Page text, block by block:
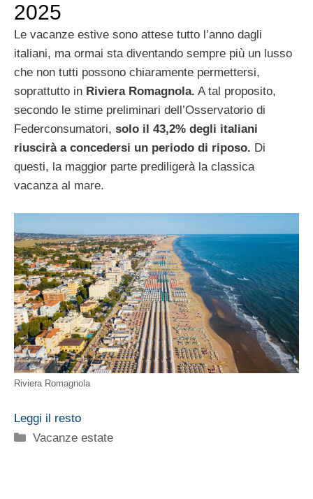
2025
Le vacanze estive sono attese tutto l’anno dagli
italiani, ma ormai sta diventando sempre più un lusso
che non tutti possono chiaramente permettersi,
soprattutto in Riviera Romagnola. A tal proposito,
secondo le stime preliminari dell’Osservatorio di
Federconsumatori, solo il 43,2% degli italiani
riuscirà a concedersi un periodo di riposo. Di
questi, la maggior parte prediligerà la classica
vacanza al mare.
Riviera Romagnola
Leggi il resto
Categorie
Vacanze estate